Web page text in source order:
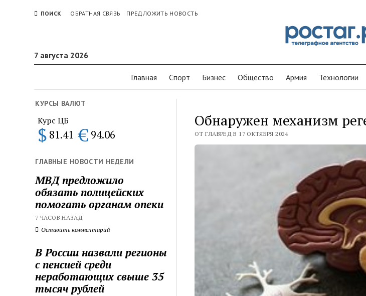
ПОИСК ОБРАТНАЯ СВЯЗЬ ПРЕДЛОЖИТЬ НОВОСТЬ
7 августа 2026
Главная Спорт Бизнес Общество Армия Технологии
КУРСЫ ВАЛЮТ
Курс ЦБ
$ 81.41 € 94.06
ГЛАВНЫЕ НОВОСТИ НЕДЕЛИ
МВД предложило
обязать полицейских
помогать органам опеки
7 ЧАСОВ НАЗАД
Оставить комментарий
В России назвали регионы
с пенсией среди
неработающих свыше 35
тысяч рублей
Обнаружен механизм
ОТ ГЛАВРЕД В 17 ОКТЯБРЯ 2024